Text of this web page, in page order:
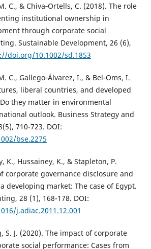
C., & Chiva‐Ortells, C. (2018). The role
institutional ownership in
through corporate social
Sustainable Development, 26 (6),
doi.org/10.1002/sd.1853
C., Gallego‐Álvarez, I., & Bel‐Oms, I.
liberal countries, and developed
they matter in environmental
outlook. Business Strategy and
710-723. DOI:
bse.2275
K., Hussainey, K., & Stapleton, P.
corporate governance disclosure and
developing market: The case of Egypt.
28 (1), 168-178. DOI:
j.adiac.2011.12.001
S. J. (2020). The impact of corporate
social performance: Cases from